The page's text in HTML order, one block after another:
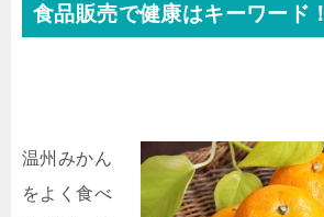
食品販売で健康はキーワード！
温州みかん
をよく食べ